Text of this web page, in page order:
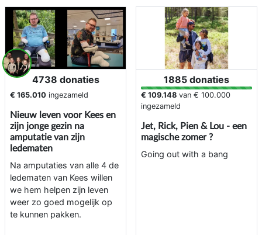
4738 donaties
€ 165.010 ingezameld
Nieuw leven voor Kees en
zijn jonge gezin na
amputatie van zijn
ledematen
Na amputaties van alle 4 de
ledematen van Kees willen
we hem helpen zijn leven
weer zo goed mogelijk op
te kunnen pakken.
1885 donaties
€ 109.148 van € 100.000
ingezameld
Jet, Rick, Pien & Lou - een
magische zomer ?
Going out with a bang